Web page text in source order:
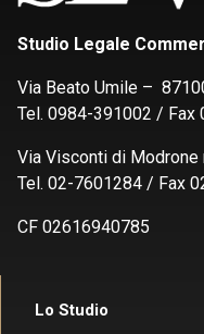
Studio Legale
Via Beato Umile –
Tel. 0984-391002 / Fax
Via Visconti di
Tel. 02-7601284 / Fax
CF 02616940785
Lo Studio